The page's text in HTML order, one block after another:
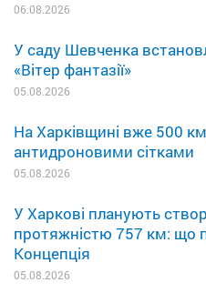
06.08.2026
У саду Шевченка
«Вітер фантазії»
05.08.2026
На Харківщині вже 500
антидроновими сітками
05.08.2026
У Харкові планують
протяжністю 757 км: що
Концепція
05.08.2026